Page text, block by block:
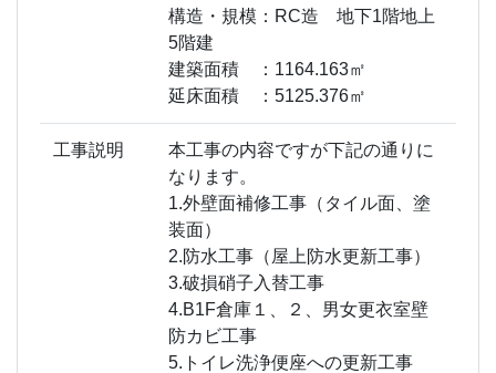
構造・規模：RC造 地下1階地上
5階建
建築面積 ：1164.163㎡
延床面積 ：5125.376㎡
工事説明
本工事の内容ですが下記の通りに
なります。
1.外壁面補修工事（タイル面、塗
装面）
2.防水工事（屋上防水更新工事）
3.破損硝子入替工事
4.B1F倉庫１、２、男女更衣室壁
防カビ工事
5.トイレ洗浄便座への更新工事